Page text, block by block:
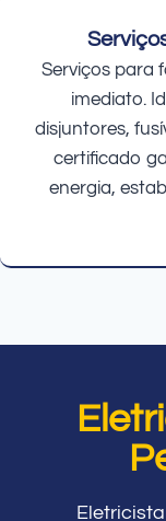
Serviços para
imediato.
disjuntores,
certificado
energia,